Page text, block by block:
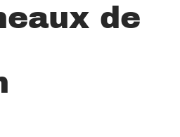
de